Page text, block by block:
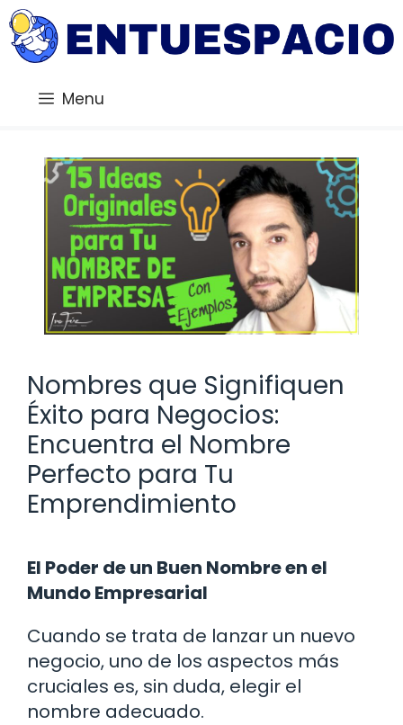
Saltar
al
contenido
Menu
Nombres que Signifiquen
Éxito para Negocios:
Encuentra el Nombre
Perfecto para Tu
Emprendimiento
El Poder de un Buen Nombre en el
Mundo Empresarial
Cuando se trata de lanzar un nuevo
negocio, uno de los aspectos más
cruciales es, sin duda, elegir el
nombre adecuado.